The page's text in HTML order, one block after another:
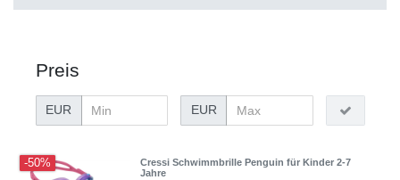
Preis
EUR EUR
-50%
Cressi Schwimmbrille Penguin für Kinder 2-7
Jahre